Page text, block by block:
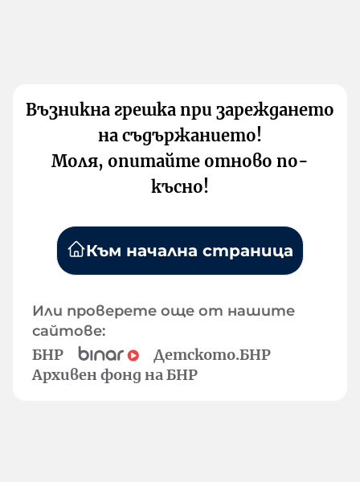
Възникна грешка при зареждането
на съдържанието!
Моля, опитайте отново по-
късно!
Към начална страница
Или проверете още от нашите
сайтове:
БНР
Детското.БНР
Архивен фонд на БНР